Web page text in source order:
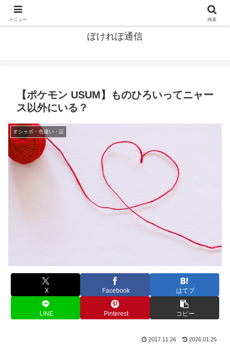
ぽけれぽ通信
【ポケモン USUM】ものひろいってニャー
ス以外にいる？
オシャボ・色違い・証
X Facebook はてブ
LINE Pinterest コピー
2017.11.26 2026.01.25
メニュー 検索